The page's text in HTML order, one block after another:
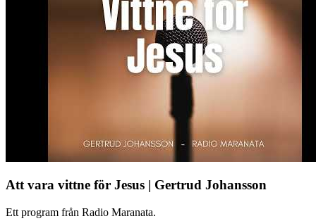
Att vara vittne för Jesus | Gertrud Johansson
Ett program från Radio Maranata.